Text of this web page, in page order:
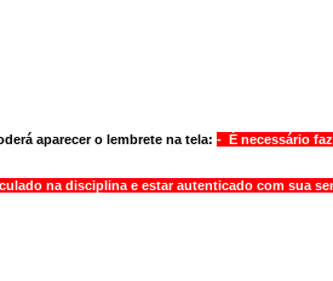
aparecer o lembrete na tela: - É necessário
na disciplina e estar autenticado com sua